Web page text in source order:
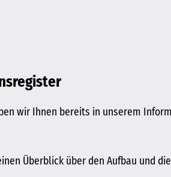
wir Ihnen bereits in unserem
Überblick über den Aufbau und